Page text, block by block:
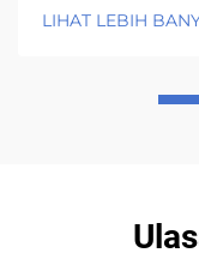
LIHAT LEBIH